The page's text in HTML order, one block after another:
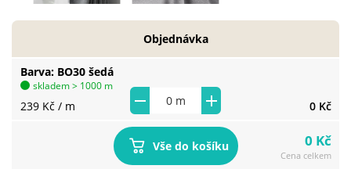
Barva BO30 šedá
239 Kč / m 0 Kč
skladem > 1000 m
Objednávka
Vše do košíku 0 Kč
Cena celkem